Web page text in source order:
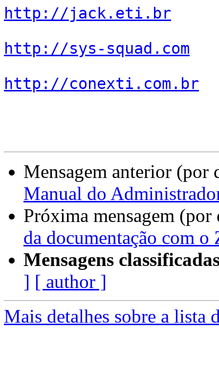
http://jack.eti.br
http://sys-squad.com
http://conexti.com.br
Mensagem anterior (por
Manual do
Próxima mensagem
da documentação com o
Mensagens
] [ author ]
Mais detalhes sobre a lista